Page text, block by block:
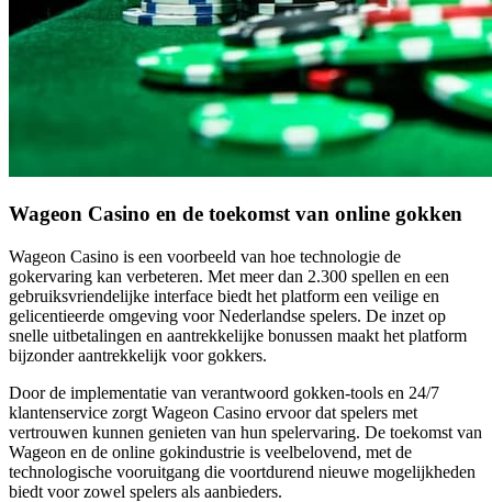
Wageon Casino en de toekomst van online gokken
Wageon Casino is een voorbeeld van hoe technologie de
gokervaring kan verbeteren. Met meer dan 2.300 spellen en een
gebruiksvriendelijke interface biedt het platform een veilige en
gelicentieerde omgeving voor Nederlandse spelers. De inzet op
snelle uitbetalingen en aantrekkelijke bonussen maakt het platform
bijzonder aantrekkelijk voor gokkers.
Door de implementatie van verantwoord gokken-tools en 24/7
klantenservice zorgt Wageon Casino ervoor dat spelers met
vertrouwen kunnen genieten van hun spelervaring. De toekomst van
Wageon en de online gokindustrie is veelbelovend, met de
technologische vooruitgang die voortdurend nieuwe mogelijkheden
biedt voor zowel spelers als aanbieders.